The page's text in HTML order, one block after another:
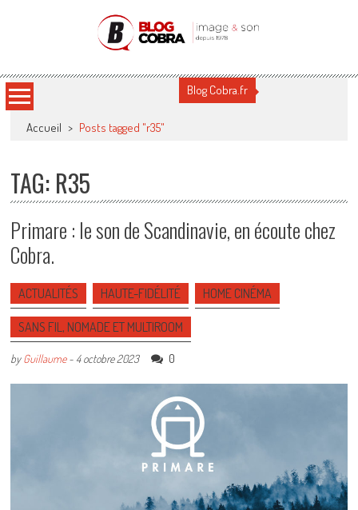
Blog Cobra
Blog Cobra.fr
Accueil > Posts tagged "r35"
TAG: R35
Primare : le son de Scandinavie, en écoute chez
Cobra.
ACTUALITÉS HAUTE-FIDÉLITÉ HOME CINÉMA
SANS FIL, NOMADE ET MULTIROOM
byGuillaume- 4 octobre 2023 0